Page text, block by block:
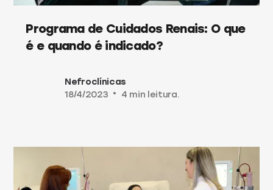
Programa de Cuidados Renais: O que
é e quando é indicado?
Nefroclínicas
18/4/2023
• 4 min leitura.